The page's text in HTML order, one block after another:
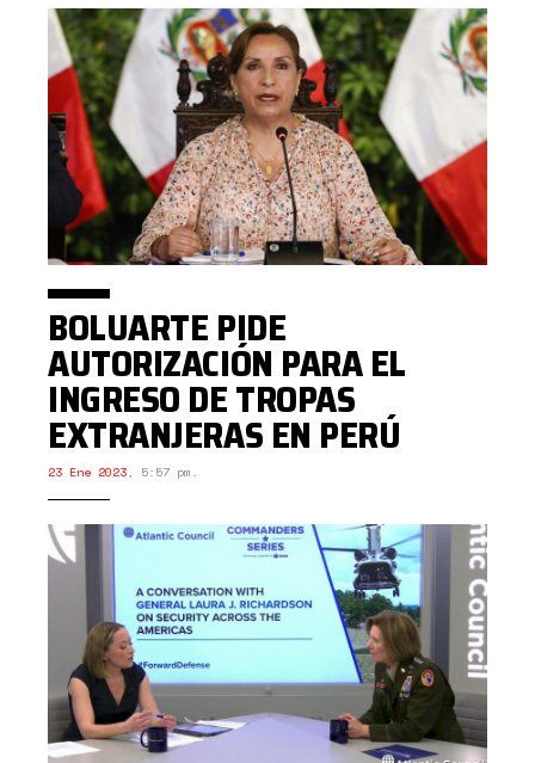
BOLUARTE PIDE
AUTORIZACIÓN PARA EL
INGRESO DE TROPAS
EXTRANJERAS EN PERÚ
23 Ene 2023, 5:57 pm.